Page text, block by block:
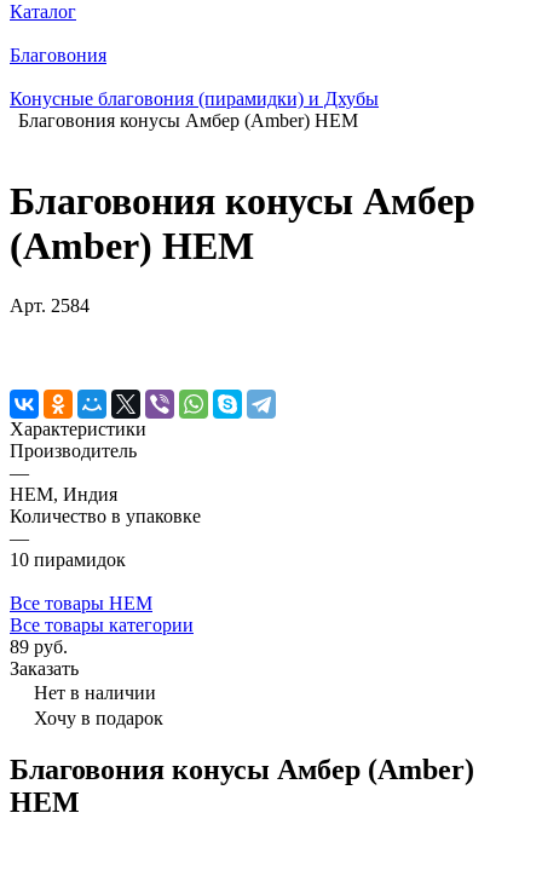
Каталог
Благовония
Конусные благовония (пирамидки) и Дхубы
Благовония конусы Амбер (Amber) HEM
Благовония конусы Амбер
(Amber) HEM
Арт. 2584
Характеристики
Производитель
—
HEM, Индия
Количество в упаковке
—
10 пирамидок
Все товары HEM
Все товары категории
89 руб.
Заказать
Нет в наличии
Хочу в подарок
Благовония конусы Амбер (Amber)
HEM